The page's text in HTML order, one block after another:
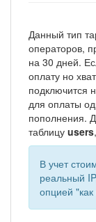
Данный тип
операторов,
на 30 дней.
оплату но
подключится
для оплаты
пополнения.
таблицу users
В учет
реальный
опцией